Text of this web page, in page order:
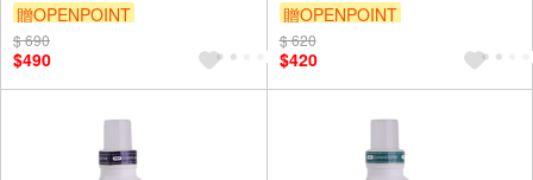
贈OPENPOINT
$ 690
$490
贈OPENPOINT
$ 620
$420